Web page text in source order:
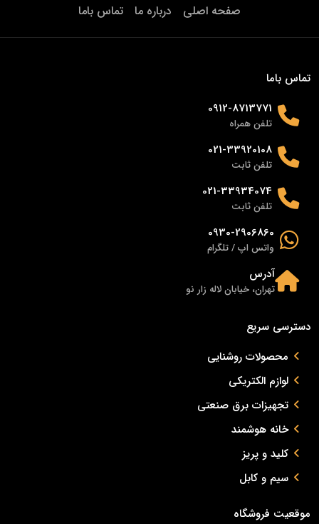
صفحه اصلی درباره ما تماس باما
تماس باما
0912-8713771
تلفن همراه
021-33920108
تلفن ثابت
021-33934074
تلفن ثابت
0930-2906860
واتس اپ / تلگرام
آدرس
تهران، خیابان لاله زار نو
دسترسی سریع
محصولات روشنایی
لوازم الکتریکی
تجهیزات برق صنعتی
خانه هوشمند
کلید و پریز
سیم و کابل
موقعیت فروشگاه